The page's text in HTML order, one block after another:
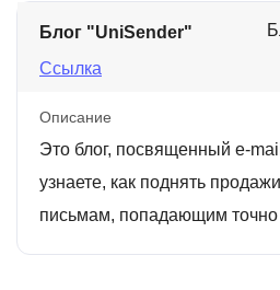
Блог "UniSender"
Ссылка
Описание
Это блог, посвященный e-
узнаете, как поднять
письмам, попадающим точно